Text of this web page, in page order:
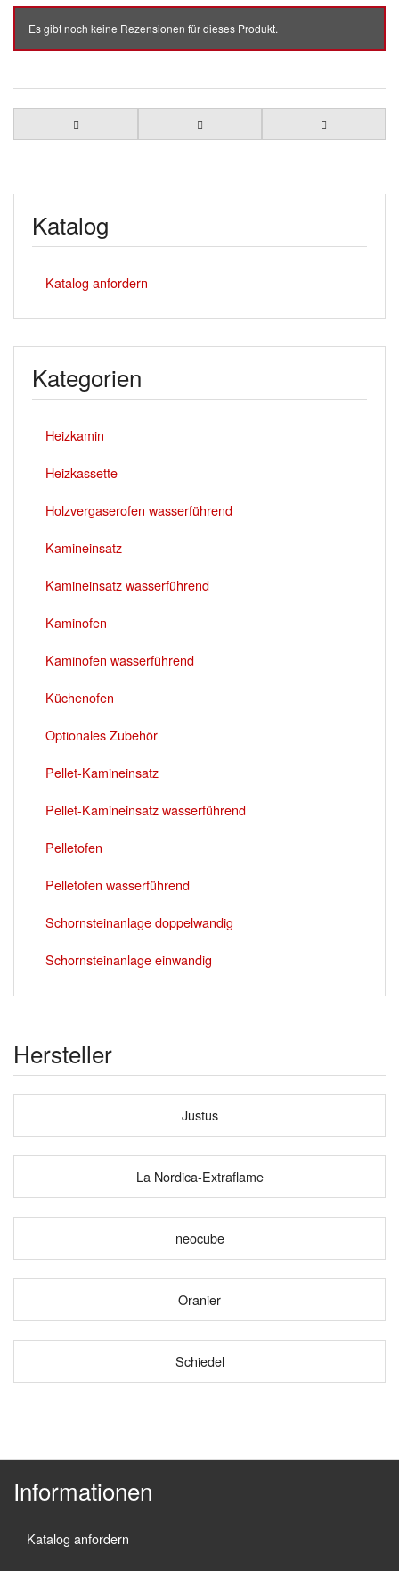
Es gibt noch keine Rezensionen für dieses Produkt.
Katalog
Katalog anfordern
Kategorien
Heizkamin
Heizkassette
Holzvergaserofen wasserführend
Kamineinsatz
Kamineinsatz wasserführend
Kaminofen
Kaminofen wasserführend
Küchenofen
Optionales Zubehör
Pellet-Kamineinsatz
Pellet-Kamineinsatz wasserführend
Pelletofen
Pelletofen wasserführend
Schornsteinanlage doppelwandig
Schornsteinanlage einwandig
Hersteller
Justus
La Nordica-Extraflame
neocube
Oranier
Schiedel
Informationen
Katalog anfordern